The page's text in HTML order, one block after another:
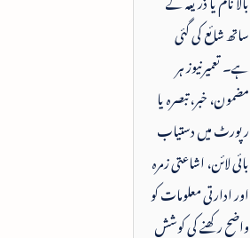
ساتھ شائع کی گئی
ہے۔ تعمیرنیوز ہر
مضمون، خبر، تبصرہ یا
رپورٹ میں دستیاب
بائی لائن، اشاعتی زمرہ
اور ادارتی معلومات کو
واضح رکھنے کی کوشش